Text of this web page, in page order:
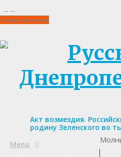
... ...
Пожертвования
Акт возмездия.
родину Зеленского во
Menu